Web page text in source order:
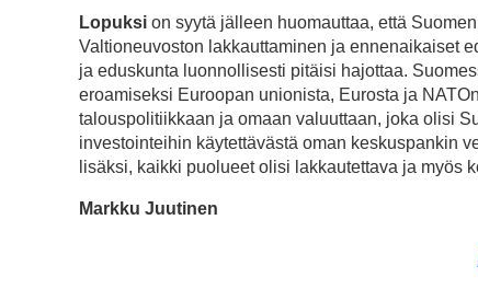
Lopuksi on syytä jälleen huomauttaa, että
Valtioneuvoston lakkauttaminen ja ennenaikaiset
ja eduskunta luonnollisesti pitäisi hajottaa.
eroamiseksi Euroopan unionista, Eurosta ja
talouspolitiikkaan ja omaan valuuttaan, joka olisi
investointeihin käytettävästä oman keskuspankin
lisäksi, kaikki puolueet olisi lakkautettava ja myös
Markku Juutinen